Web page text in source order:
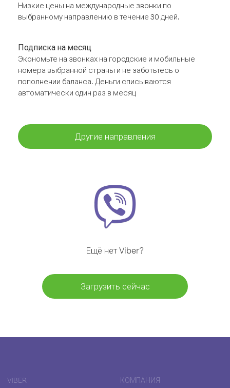
Низкие цены на международные звонки по
выбранному направлению в течение 30 дней.
Подписка на месяц
Экономьте на звонках на городские и мобильные
номера выбранной страны и не заботьтесь о
пополнении баланса. Деньги списываются
автоматически один раз в месяц
Другие направления
Ещё нет Viber?
Загрузить сейчас
VIBER КОМПАНИЯ